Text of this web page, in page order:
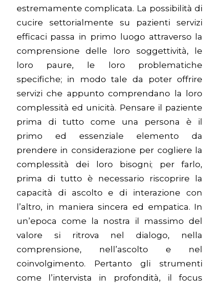
estremamente complicata. La possibilità di
cucire settorialmente su pazienti servizi
efficaci passa in primo luogo attraverso la
comprensione delle loro soggettività, le
loro paure, le loro problematiche
specifiche; in modo tale da poter offrire
servizi che appunto comprendano la loro
complessità ed unicità. Pensare il paziente
prima di tutto come una persona è il
primo ed essenziale elemento da
prendere in considerazione per cogliere la
complessità dei loro bisogni; per farlo,
prima di tutto è necessario riscoprire la
capacità di ascolto e di interazione con
l’altro, in maniera sincera ed empatica. In
un’epoca come la nostra il massimo del
valore si ritrova nel dialogo, nella
comprensione, nell’ascolto e nel
coinvolgimento. Pertanto gli strumenti
come l’intervista in profondità, il focus